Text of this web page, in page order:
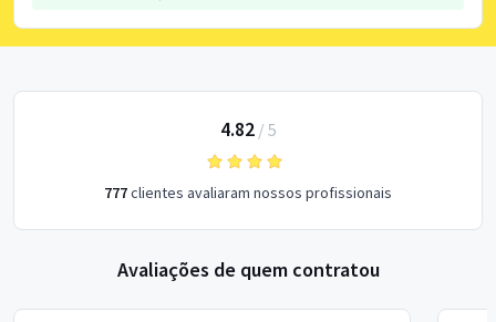
4.82/ 5
777clientes avaliaram nossos profissionais
Avaliações de quem contratou